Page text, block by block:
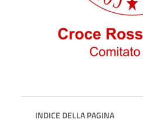
INDICE DELLA PAGINA